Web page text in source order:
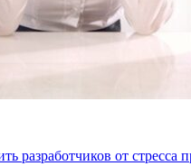
разработчиков от